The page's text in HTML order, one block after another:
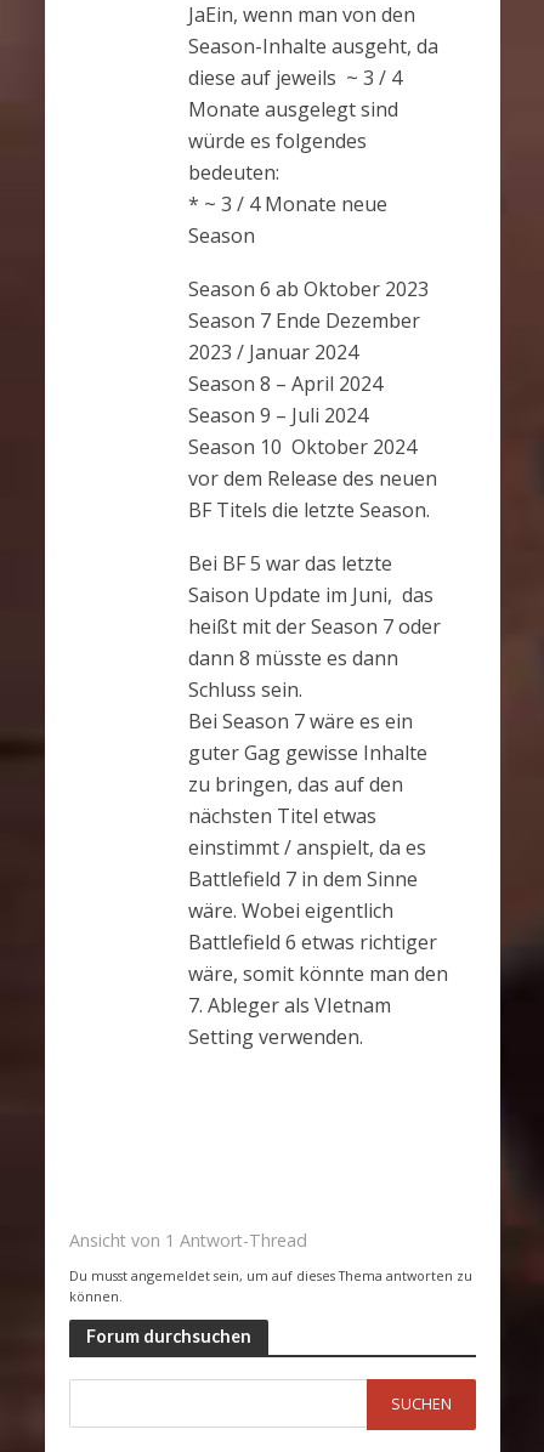
JaEin, wenn man von den
Season-Inhalte ausgeht, da
diese auf jeweils ~ 3 / 4
Monate ausgelegt sind
würde es folgendes
bedeuten:
* ~ 3 / 4 Monate neue
Season
Season 6 ab Oktober 2023
Season 7 Ende Dezember
2023 / Januar 2024
Season 8 – April 2024
Season 9 – Juli 2024
Season 10 Oktober 2024
vor dem Release des neuen
BF Titels die letzte Season.
Bei BF 5 war das letzte
Saison Update im Juni, das
heißt mit der Season 7 oder
dann 8 müsste es dann
Schluss sein.
Bei Season 7 wäre es ein
guter Gag gewisse Inhalte
zu bringen, das auf den
nächsten Titel etwas
einstimmt / anspielt, da es
Battlefield 7 in dem Sinne
wäre. Wobei eigentlich
Battlefield 6 etwas richtiger
wäre, somit könnte man den
7. Ableger als VIetnam
Setting verwenden.
Ansicht von 1 Antwort-Thread
Du musst angemeldet sein, um auf dieses Thema antworten zu
können.
Forum durchsuchen